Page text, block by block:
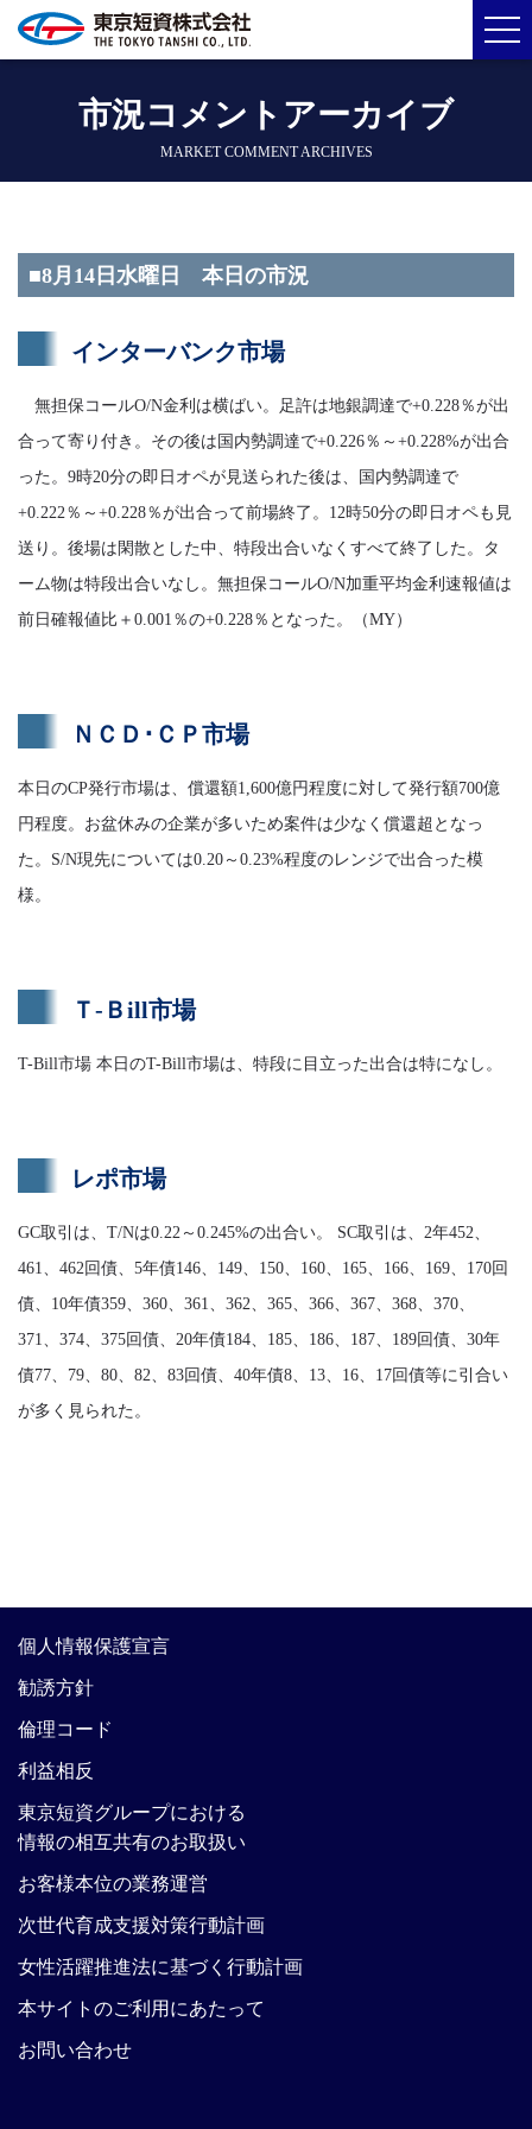
市況コメントアーカイブ
MARKET COMMENT ARCHIVES
■8月14日水曜日 本日の市況
インターバンク市場
無担保コールO/N金利は横ばい。足許は地銀調達で+0.228％が出
合って寄り付き。その後は国内勢調達で+0.226％～+0.228%が出合
った。9時20分の即日オペが見送られた後は、国内勢調達で
+0.222％～+0.228％が出合って前場終了。12時50分の即日オペも見
送り。後場は閑散とした中、特段出合いなくすべて終了した。タ
ーム物は特段出合いなし。無担保コールO/N加重平均金利速報値は
前日確報値比＋0.001％の+0.228％となった。（MY）
ＮＣＤ･ＣＰ市場
本日のCP発行市場は、償還額1,600億円程度に対して発行額700億
円程度。お盆休みの企業が多いため案件は少なく償還超となっ
た。S/N現先については0.20～0.23%程度のレンジで出合った模
様。
Ｔ-Ｂill市場
T-Bill市場 本日のT-Bill市場は、特段に目立った出合は特になし。
レポ市場
GC取引は、T/Nは0.22～0.245%の出合い。 SC取引は、2年452、
461、462回債、5年債146、149、150、160、165、166、169、170回
債、10年債359、360、361、362、365、366、367、368、370、
371、374、375回債、20年債184、185、186、187、189回債、30年
債77、79、80、82、83回債、40年債8、13、16、17回債等に引合い
が多く見られた。
個人情報保護宣言
勧誘方針
倫理コード
利益相反
東京短資グループにおける
情報の相互共有のお取扱い
お客様本位の業務運営
次世代育成支援対策行動計画
女性活躍推進法に基づく行動計画
本サイトのご利用にあたって
お問い合わせ